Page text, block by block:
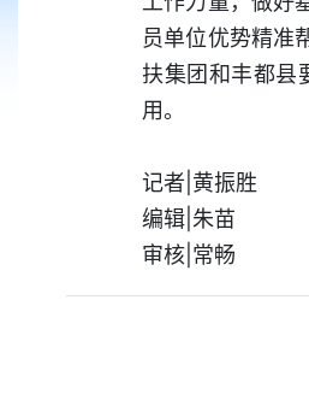
员单位优势精准
扶集团和丰都县
用。
记者|黄振胜
编辑|朱苗
审核|常畅